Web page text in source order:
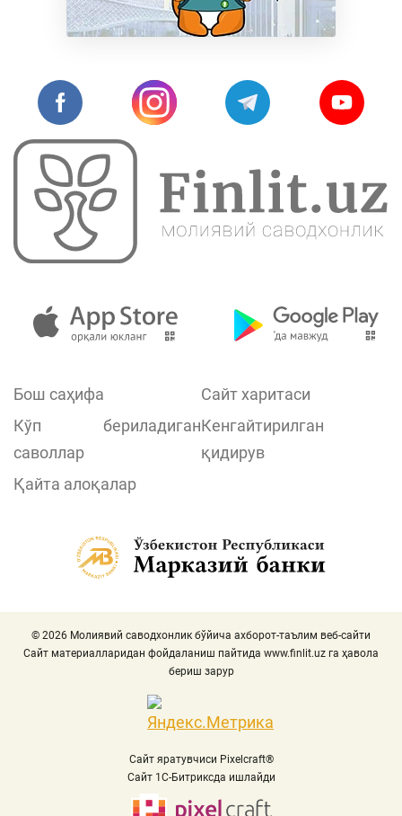
Бош саҳифа
Сайт харитаси
Кўп бериладиган
саволлар
Кенгайтирилган
қидирув
Қайта алоқалар
© 2026 Молиявий саводхонлик бўйича ахборот-таълим веб-сайти
Сайт материалларидан фойдаланиш пайтида www.finlit.uz га ҳавола
бериш зарур
Сайт яратувчиси Pixelcraft®
Сайт 1C-Битриксда ишлайди